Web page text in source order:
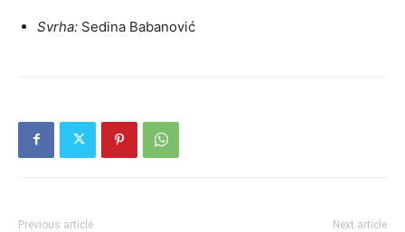
Svrha: Sedina Babanović
Previous article Next article